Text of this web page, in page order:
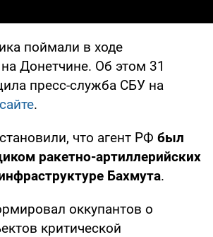
поймали в ходе
Донетчине. Об этом 31
пресс-служба СБУ на
сайте.
что агент РФ был
ракетно-артиллерийских
Бахмута.
оккупантов о
критической